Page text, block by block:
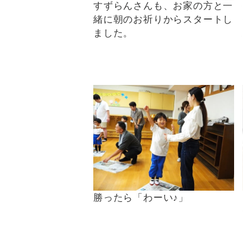
すずらんさんも、お家の方と一
緒に朝のお祈りからスタートし
ました。
勝ったら「わーい♪」